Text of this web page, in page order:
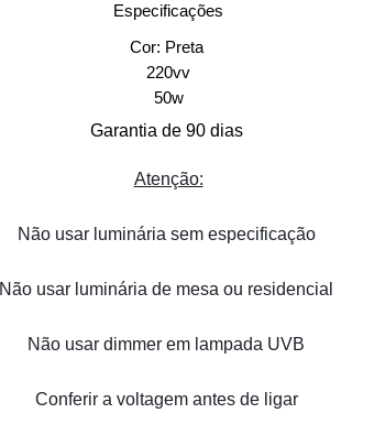
Especificações
Cor: Preta
220vv
50w
Garantia de 90 dias
Atenção:
Não usar luminária sem especificação
Não usar luminária de mesa ou residencial
Não usar dimmer em lampada UVB
Conferir a voltagem antes de ligar